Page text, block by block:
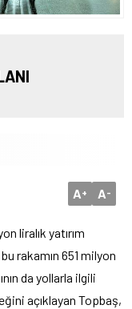
A+ A-
liralık yatırım
rakamın 651 milyon
da yollarla ilgili
açıklayan Topbaş,